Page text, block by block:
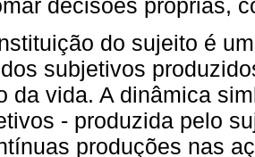
decisões próprias,
do sujeito é
subjetivos
da vida. A dinâmica
- produzida pelo
produções nas